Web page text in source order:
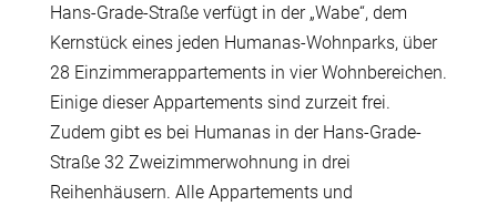
Hans-Grade-Straße verfügt in der „Wabe“, dem
Kernstück eines jeden Humanas-Wohnparks, über
28 Einzimmerappartements in vier Wohnbereichen.
Einige dieser Appartements sind zurzeit frei.
Zudem gibt es bei Humanas in der Hans-Grade-
Straße 32 Zweizimmerwohnung in drei
Reihenhäusern. Alle Appartements und